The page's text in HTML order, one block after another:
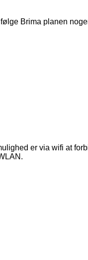
Brima planen
er via wifi at